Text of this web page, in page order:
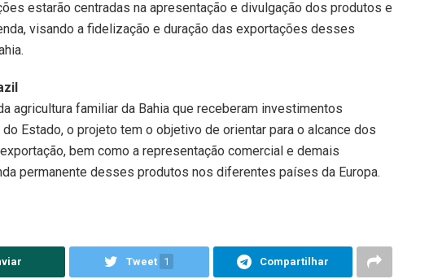
estarão centradas na apresentação e divulgação dos produtos e
visando a fidelização e duração das exportações desses
agricultura familiar da Bahia que receberam investimentos
Estado, o projeto tem o objetivo de orientar para o alcance dos
bem como a representação comercial e demais
permanente desses produtos nos diferentes países da Europa.
Tweet 1 Compartilhar